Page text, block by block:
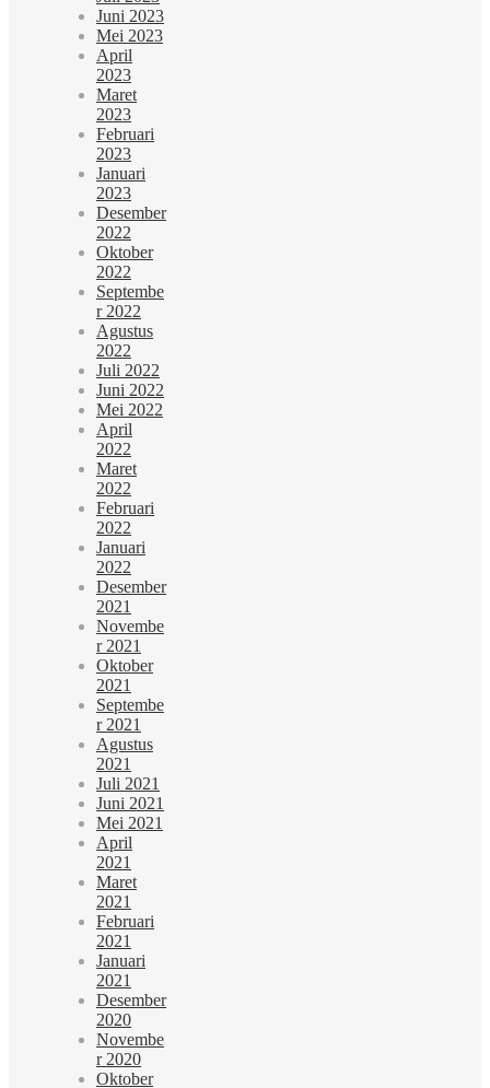
Juni 2023
Mei 2023
April
2023
Maret
2023
Februari
2023
Januari
2023
Desember
2022
Oktober
2022
Septembe
r 2022
Agustus
2022
Juli 2022
Juni 2022
Mei 2022
April
2022
Maret
2022
Februari
2022
Januari
2022
Desember
2021
Novembe
r 2021
Oktober
2021
Septembe
r 2021
Agustus
2021
Juli 2021
Juni 2021
Mei 2021
April
2021
Maret
2021
Februari
2021
Januari
2021
Desember
2020
Novembe
r 2020
Oktober